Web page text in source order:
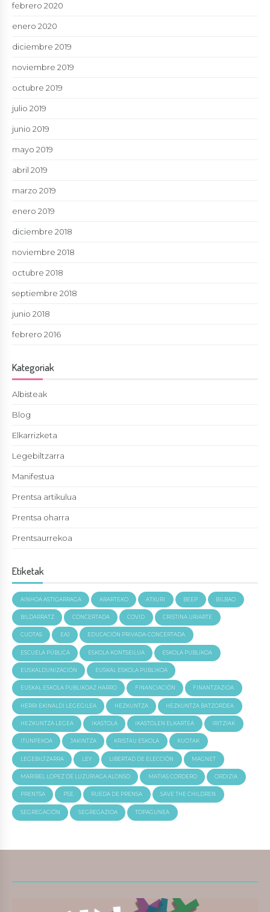
febrero 2020
enero 2020
diciembre 2019
noviembre 2019
octubre 2019
julio 2019
junio 2019
mayo 2019
abril 2019
marzo 2019
enero 2019
diciembre 2018
noviembre 2018
octubre 2018
septiembre 2018
junio 2018
febrero 2016
Kategoriak
Albisteak
Blog
Elkarrizketa
Legebiltzarra
Manifestua
Prentsa artikulua
Prentsa oharra
Prentsaurrekoa
Etiketak
AINHOA ASTIGARRAGA ARARTEKO ATXURI BEEP BILBAO
BILDARRATZ CONCERTADA COVID CRISTINA URIARTE
CUOTAS EAJ EDUCACIÓN PRIVADA-CONCERTADA
ESCUELA PÚBLICA ESKOLA KONTSEILUA ESKOLA PUBLIKOA
EUSKALDUNIZACIÓN EUSKAL ESKOLA PUBLIKOA
EUSKAL ESKOLA PUBLIKOAZ HARRO FINANCIACIÓN FINANTZAZIOA
HERRI EKINALDI LEGEGILEA HEZKUNTZA HEZKUNTZA BATZORDEA
HEZKUNTZA LEGEA IKASTOLA IKASTOLEN ELKARTEA IRITZIAK
ITUNPEKOA JAKINTZA KRISTAU ESKOLA KUOTAK
LEGEBILTZARRA LEY LIBERTAD DE ELECCIÓN MAGNET
MARIBEL LOPEZ DE LUZURIAGA ALONSO MATIAS CORDERO ORDIZIA
PRENTSA PSE RUEDA DE PRENSA SAVE THE CHILDREN
SEGREGACIÓN SEGREGAZIOA TOPAGUNEA